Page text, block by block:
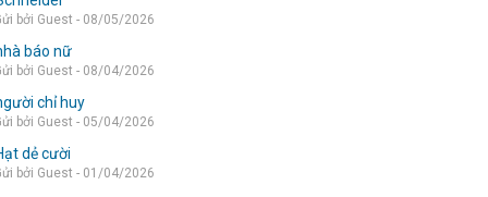
bởi Guest - 08/05/2026
báo nữ
bởi Guest - 08/04/2026
chỉ huy
bởi Guest - 05/04/2026
dẻ cười
bởi Guest - 01/04/2026